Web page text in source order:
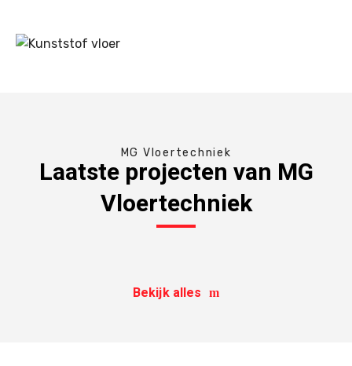
MG Vloertechniek
Laatste projecten van MG
Vloertechniek
Bekijk alles